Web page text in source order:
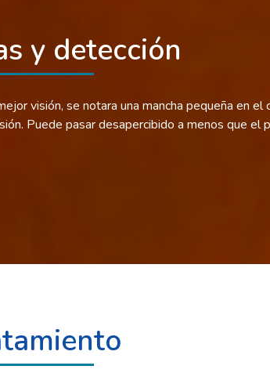
y detección
visión, se notara una mancha pequeña en
Puede pasar desapercibido a menos que el